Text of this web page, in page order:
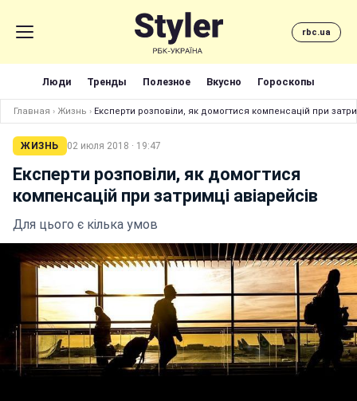
rbc.ua
Люди Тренды Полезное Вкусно Гороскопы
Главная › Жизнь › Експерти розповіли, як домогтися компенсацій при
ЖИЗНЬ 02 июля 2018 · 19:47
Експерти розповіли, як домогтися
компенсацій при затримці авіарейсів
Для цього є кілька умов